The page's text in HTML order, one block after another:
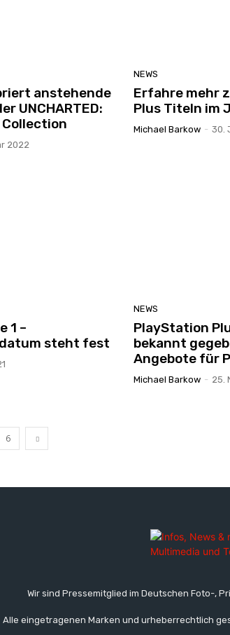
anstehende
UNCHARTED:
2022
NEWS
Erfahre mehr
Plus Titeln im
Michael Barkow - 30.
1 –
steht fest
NEWS
PlayStation
bekannt
Angebote für
Michael Barkow - 25.
6
Wir sind Pressemitglied im Deutschen Foto-,
Alle eingetragenen Marken und urheberrechtlich